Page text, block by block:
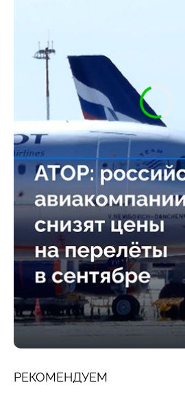
РЕКОМЕНДУЕМ